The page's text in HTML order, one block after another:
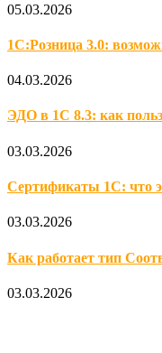
05.03.2026
1С:Розница 3.0:
04.03.2026
ЭДО в 1С 8.3: как
03.03.2026
Сертификаты 1С: что
03.03.2026
Как работает тип
03.03.2026